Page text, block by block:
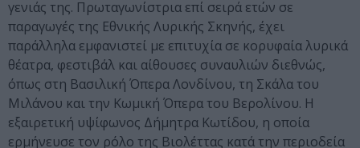
γενιάς της. Πρωταγωνίστρια επί σειρά ετών σε
παραγωγές της Εθνικής Λυρικής Σκηνής, έχει
παράλληλα εμφανιστεί με επιτυχία σε κορυφαία λυρικά
θέατρα, φεστιβάλ και αίθουσες συναυλιών διεθνώς,
όπως στη Βασιλική Όπερα Λονδίνου, τη Σκάλα του
Μιλάνου και την Κωμική Όπερα του Βερολίνου. Η
εξαιρετική υψίφωνος Δήμητρα Κωτίδου, η οποία
ερμήνευσε τον ρόλο της Βιολέττας κατά την περιοδεία